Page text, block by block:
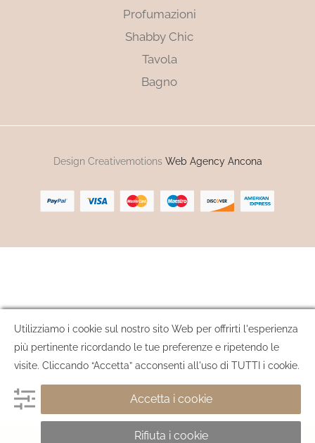
AGGIUNGI AL CARRELLO
Profumazioni
Shabby Chic
Tavola
Bagno
Design Creativemotions Web Agency Ancona
Utilizziamo i cookie sul nostro sito Web per offrirti l'esperienza
più pertinente ricordando le tue preferenze e ripetendo le
visite. Cliccando “Accetta” acconsenti all'uso di TUTTI i cookie.
Accetta i cookie
Rifiuta i cookie